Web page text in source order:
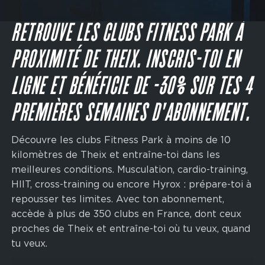
CTA
JE M'INSCRIS
RETROUVE LES CLUBS FITNESS PARK À
PROXIMITÉ DE THEIX. INSCRIS-TOI EN
LIGNE ET BÉNÉFICIE DE -30% SUR TES 4
PREMIÈRES SEMAINES D'ABONNEMENT.
Découvre les clubs Fitness Park à moins de 10
kilomètres de Theix et entraîne-toi dans les
meilleures conditions. Musculation, cardio-training,
HIIT, cross-training ou encore Hyrox : prépare-toi à
repousser tes limites. Avec ton abonnement,
accède à plus de 350 clubs en France, dont ceux
proches de Theix et entraîne-toi où tu veux, quand
tu veux.